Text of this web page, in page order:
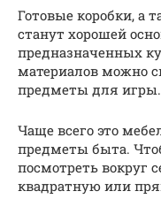
Готовые коробки, а
станут хорошей
предназначенных
материалов можно
предметы для игры.
Чаще всего это
предметы быта.
посмотреть вокруг
квадратную или